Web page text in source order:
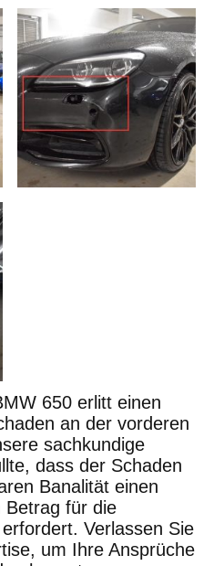
650 erlitt einen
an der vorderen
sachkundige
dass der Schaden
Banalität einen
Betrag für die
Verlassen Sie
um Ihre Ansprüche